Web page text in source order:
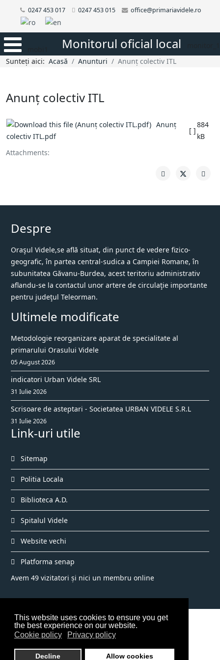
This website uses cookies to ensure you get
the best experience on our website.
Cookie policy
Privacy policy
Decline Allow cookies
0247 453 017 0247 453 015 office@primariavidele.ro
Monitorul oficial local
Sunteți aici: Acasă Anunturi Anunț colectiv ITL
Anunț colectiv ITL
Attachments:
Anunț
colectiv ITL.pdf
[ ]
884
kB
Despre
Oraşul Videle,se află situat, din punct de vedere fizico-
geografic, în partea central-sudica a Campiei Romane, în
subunitatea Găvanu-Burdea, acest teritoriu administrativ
aflandu-se la contactul unor artere de circulaţie importante
pentru judeţul Teleorman.
Ultimele modificate
Metodologie reorganizare aparat de specialitate al
primarului Orasului Videle
05 August 2026
indicatori Urban Videle SRL
31 Iulie 2026
Scrisoare de asteptari - Societatea URBAN VIDELE S.R.L
31 Iulie 2026
Link-uri utile
Sitemap
Politia Locala
Biblioteca A.D.
Spitalul Videle
Website vechi
Platforma senap
Avem 49 vizitatori și nici un membru online
©2026 Primăria Videle